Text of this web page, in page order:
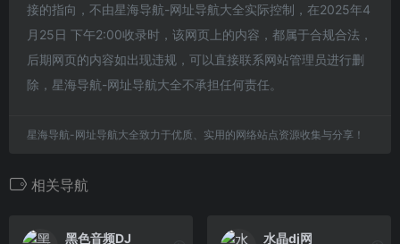
接的指向，不由星海导航-网址导航大全实际控制，在2025年4
月25日 下午2:00收录时，该网页上的内容，都属于合规合法，
后期网页的内容如出现违规，可以直接联系网站管理员进行删
除，星海导航-网址导航大全不承担任何责任。
星海导航-网址导航大全致力于优质、实用的网络站点资源收集与分享！
相关导航
黑色音频DJ 水晶dj网